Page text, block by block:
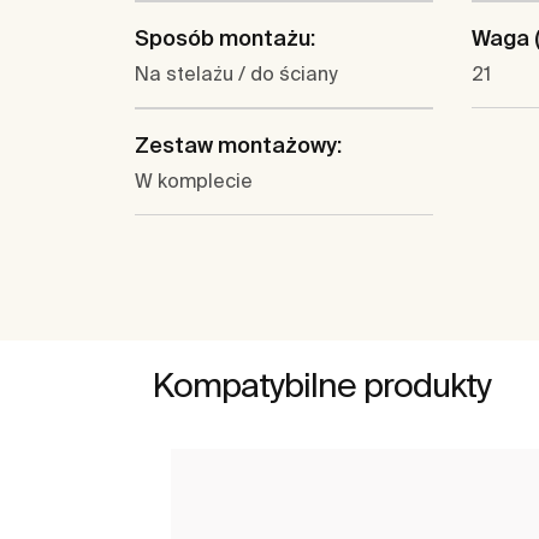
Sposób montażu:
Na stelażu / do ściany
Waga
21
Zestaw montażowy:
W komplecie
Kompatybilne produkty